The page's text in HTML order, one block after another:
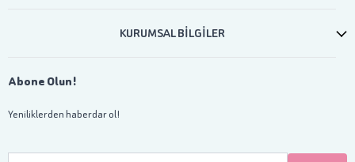
KURUMSAL BİLGİLER
Abone Olun!
Yeniliklerden haberdar ol!